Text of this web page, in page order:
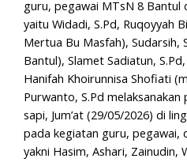
guru, pegawai MTsN 8 Bantul
yaitu Widadi, S.Pd, Ruqoyyah
Mertua Bu Masfah), Sudarsih,
Bantul), Slamet Sadiatun,
Hanifah Khoirunnisa Shofiati
Purwanto, S.Pd
sapi, Jum’at (29/05/2026) di
pada kegiatan guru, pegawai,
yakni Hasim, Ashari, Zainudin,